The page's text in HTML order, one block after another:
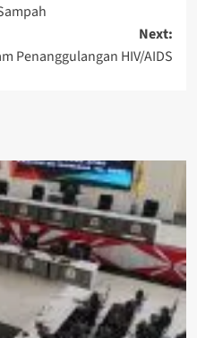
Next:
Penanggulangan HIV/AIDS